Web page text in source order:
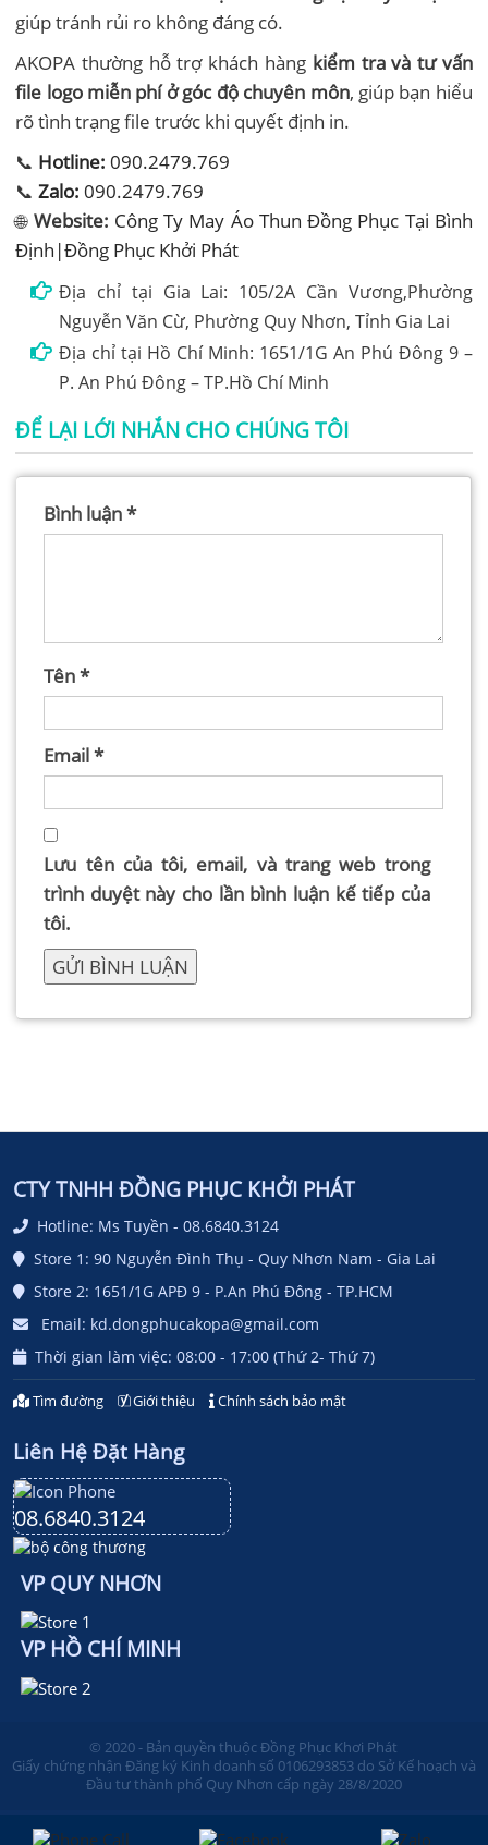
giúp tránh rủi ro không đáng có.
AKOPA thường hỗ trợ khách hàng kiểm tra và tư vấn
file logo miễn phí ở góc độ chuyên môn, giúp bạn hiểu
rõ tình trạng file trước khi quyết định in.
📞 Hotline: 090.2479.769
📞Zalo: 090.2479.769
🌐 Website: Công Ty May Áo Thun Đồng Phục Tại Bình
Định|Đồng Phục Khởi Phát
Địa chỉ tại Gia Lai: 105/2A Cần Vương,Phường
Nguyễn Văn Cừ, Phường Quy Nhơn, Tỉnh Gia Lai
Địa chỉ tại Hồ Chí Minh: 1651/1G An Phú Đông 9 –
P. An Phú Đông – TP.Hồ Chí Minh
ĐỂ LẠI LỚI NHẮN CHO CHÚNG TÔI
Bình luận*
Tên*
Email*
Lưu tên của tôi, email, và trang web trong
trình duyệt này cho lần bình luận kế tiếp của
tôi.
CTY TNHH ĐỒNG PHỤC KHỞI PHÁT
Hotline: Ms Tuyền - 08.6840.3124
Store 1: 90 Nguyễn Đình Thụ - Quy Nhơn Nam - Gia Lai
Store 2: 1651/1G APĐ 9 - P.An Phú Đông - TP.HCM
Email: kd.dongphucakopa@gmail.com
Thời gian làm việc: 08:00 - 17:00 (Thứ 2- Thứ 7)
Tìm đường Giới thiệu Chính sách bảo mật
Liên Hệ Đặt Hàng
08.6840.3124
VP QUY NHƠN
VP HỒ CHÍ MINH
© 2020 - Bản quyền thuộc Đồng Phục Khơi Phát
Giấy chứng nhận Đăng ký Kinh doanh số 0106293853 do Sở Kế hoạch và
Đầu tư thành phố Quy Nhơn cấp ngày 28/8/2020